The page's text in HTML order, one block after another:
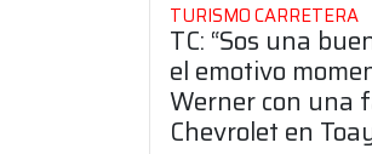
TURISMO CARRETERA
TC: “Sos una
el emotivo
Werner con una
Chevrolet en